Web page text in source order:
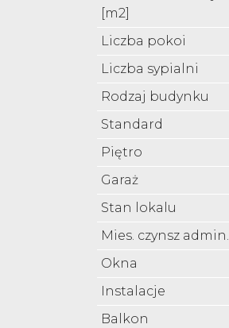
[m2]
Liczba pokoi
Liczba sypialni
Rodzaj budynku
Standard
Piętro
Garaż
Stan lokalu
Mies. czynsz admin.
Okna
Instalacje
Balkon